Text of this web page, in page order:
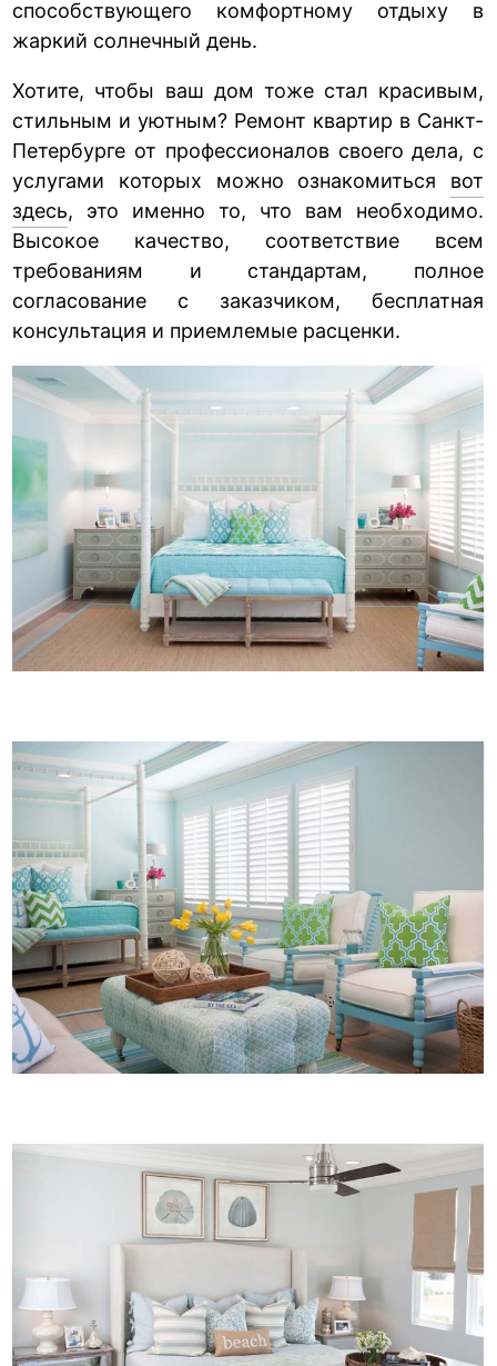
способствующего комфортному отдыху в
жаркий солнечный день.
Хотите, чтобы ваш дом тоже стал красивым,
стильным и уютным? Ремонт квартир в Санкт-
Петербурге от профессионалов своего дела, с
услугами которых можно ознакомиться вот
здесь, это именно то, что вам необходимо.
Высокое качество, соответствие всем
требованиям и стандартам, полное
согласование с заказчиком, бесплатная
консультация и приемлемые расценки.